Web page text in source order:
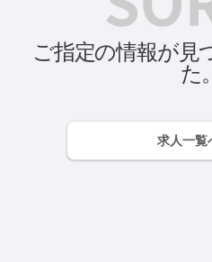
ご指定の情報が見
た。
求人一覧